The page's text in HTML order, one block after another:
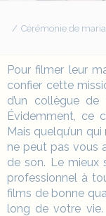
Cérémonie de
Pour filmer leur
confier cette
d’un collègue
Évidemment, ce
Mais quelqu’un
ne peut pas vous
de son. Le mieux
professionnel à
films de bonne
long de votre